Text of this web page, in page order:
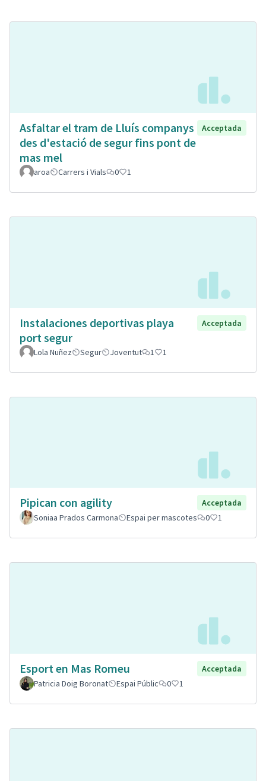
Asfaltar el tram de Lluís companys
des d'estació de segur fins pont de
mas mel
Acceptada
aroa Carrers i Vials 0 1
Instalaciones deportivas playa
port segur
Acceptada
Lola Nuñez Segur Joventut 1 1
Pipican con agility
Acceptada
Soniaa Prados Carmona
Espai per mascotes 0 1
Esport en Mas Romeu
Acceptada
Patricia Doig Boronat
Espai Públic 0 1